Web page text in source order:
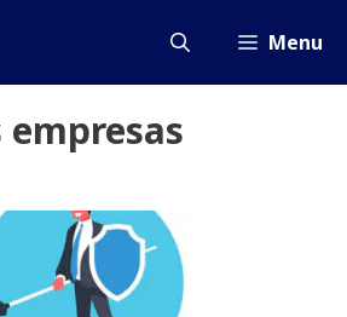
Menu
empresas